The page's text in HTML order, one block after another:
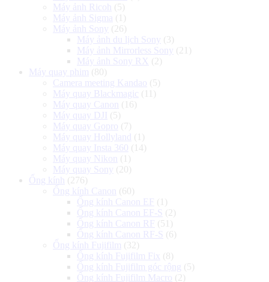
Máy ảnh Ricoh
(5)
Máy ảnh Sigma (1)
Máy ảnh Sony (26)
Máy ảnh du lịch Sony (3)
Máy ảnh Mirrorless Sony (21)
Máy ảnh Sony RX (2)
Máy quay phim (80)
Camera meeting Kandao (5)
Máy quay Blackmagic (11)
Máy quay Canon
(16)
Máy quay DJI (5)
Máy quay Gopro (7)
Máy quay Hollyland
(1)
Máy quay Insta 360 (14)
Máy quay Nikon
(1)
Máy quay Sony (20)
Ống kính
(276)
Ống kính Canon
(60)
Ống kính Canon EF
(1)
Ống kính Canon EF-S (2)
Ống kính Canon RF
(51)
Ống kính Canon RF-S (6)
Ống kính Fujifilm (32)
Ống kính Fujifilm Fix (8)
Ống kính Fujifilm góc rộng (5)
Ống kính Fujifilm Macro (2)